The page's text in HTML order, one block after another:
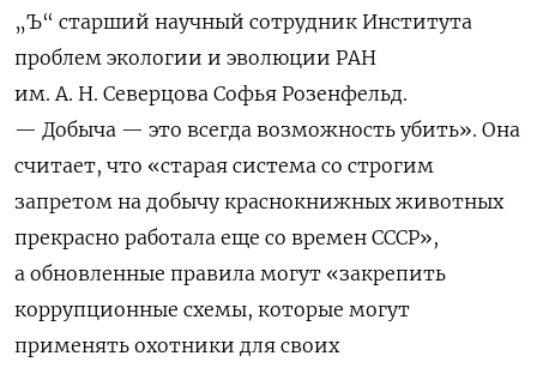
„Ъ“ старший научный сотрудник Института
проблем экологии и эволюции РАН
им. А. Н. Северцова Софья Розенфельд.
— Добыча — это всегда возможность убить». Она
считает, что «старая система со строгим
запретом на добычу краснокнижных животных
прекрасно работала еще со времен СССР»,
а обновленные правила могут «закрепить
коррупционные схемы, которые могут
применять охотники для своих